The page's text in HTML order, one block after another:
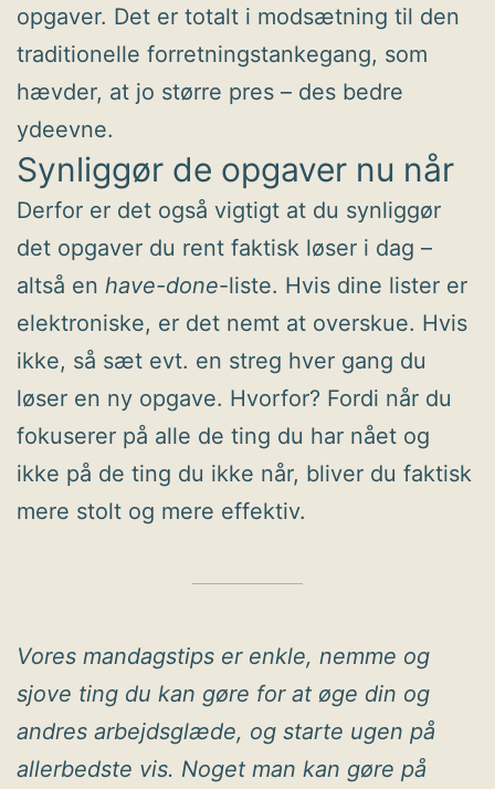
opgaver. Det er totalt i modsætning til den
traditionelle forretningstankegang, som
hævder, at jo større pres – des bedre
ydeevne.
Synliggør de opgaver nu når
Derfor er det også vigtigt at du synliggør
det opgaver du rent faktisk løser i dag –
altså en have-done-liste. Hvis dine lister er
elektroniske, er det nemt at overskue. Hvis
ikke, så sæt evt. en streg hver gang du
løser en ny opgave. Hvorfor? Fordi når du
fokuserer på alle de ting du har nået og
ikke på de ting du ikke når, bliver du faktisk
mere stolt og mere effektiv.
Vores mandagstips er enkle, nemme og
sjove ting du kan gøre for at øge din og
andres arbejdsglæde, og starte ugen på
allerbedste vis. Noget man kan gøre på